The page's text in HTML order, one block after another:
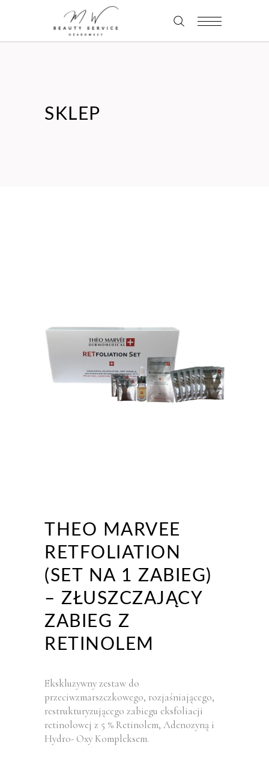
SKLEP
THEO MARVEE
RETFOLIATION
(SET NA 1 ZABIEG)
– ZŁUSZCZAJĄCY
ZABIEG Z
RETINOLEM
Ekskluzywny zestaw do
przeciwzmarszczkowego, rozjaśniającego,
restrukturyzującego zabiegu eksfoliacji
retinolowej z 5 % Retinolem, Adenozyną i
Hydro- Oxy Kompleksem.